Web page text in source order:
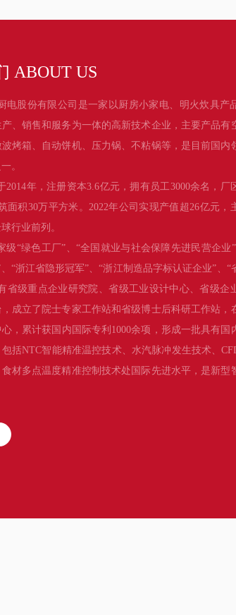
ABOUT US
电股份有限公司是一家以厨房小家电、明火炊具产
、销售和服务为一体的高新技术企业，主要产品有
烤箱、自动饼机、压力锅、不粘锅等，是目前国内
。
2014年，注册资本3.6亿元，拥有员工3000余名，厂
面积30万平方米。2022年公司实现产值超26亿元，
行业前列。
级“绿色工厂”、“全国就业与社会保障先进民营企业
、“浙江省隐形冠军”、“浙江制造品字标认证企业”、“
省级重点企业研究院、省级工业设计中心、省级企
成立了院士专家工作站和省级博士后科研工作站，
，累计获国内国际专利1000余项，形成一批具有国
括NTC智能精准温控技术、水汽脉冲发生技术、
材多点温度精准控制技术处国际先进水平，是新型